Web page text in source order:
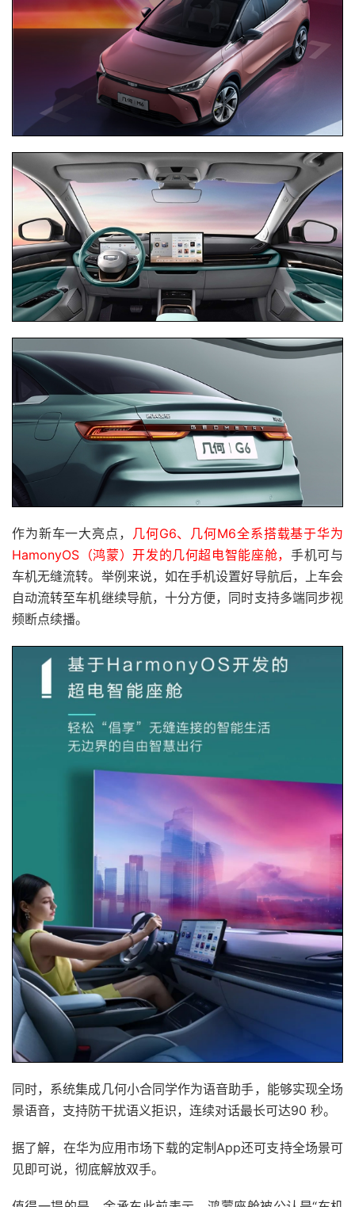
作为新车一大亮点，
几何G6、几何M6全系搭载基于华为
HamonyOS（鸿蒙）开发的几何超电智能座舱，手机可与
车机无缝流转。举例来说，如在手机设置好导航后，上车会
自动流转至车机继续导航，十分方便，同时支持多端同步视
频断点续播。
同时，系统集成几何小合同学作为语音助手，能够实现全场
景语音，支持防干扰语义拒识，连续对话最长可达90 秒。
据了解，在华为应用市场下载的定制App还可支持全场景可
见即可说，彻底解放双手。